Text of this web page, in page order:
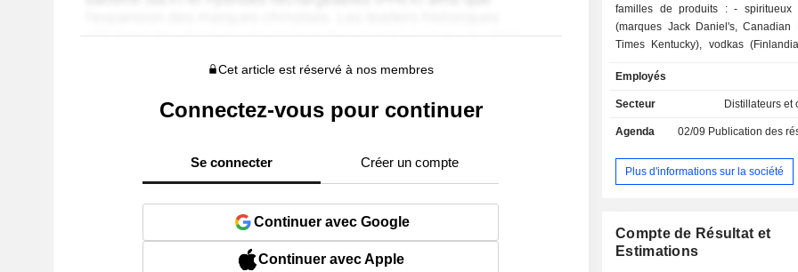
Cet article est réservé à nos membres
Connectez-vous pour continuer
Se connecter Créer un compte
Continuer avec Google
Continuer avec Apple
familles de produits : - spiritueux : whiskies
(marques Jack Daniel's, Canadian
Times Kentucky), vodkas
(Old Forester, Woodford Reserve),
et liqueurs (Chambord) ; - vins : notamment
Vineyards. La répartition géographique du CA
(6,7%), Allemagne (6,4%),
Royaume-Uni (4,4%) et autres
Employés
Secteur Distillateurs et
Agenda 02/09 Publication des résultats
Plus d'informations sur la société
Compte de Résultat et
Estimations